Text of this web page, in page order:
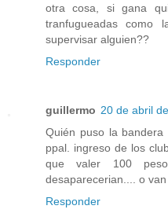
otra cosa, si gana
tranfugueadas
supervisar alguien??
Responder
guillermo 20 de abril
Quién puso la
ppal. ingreso de los
que valer 100
desaparecerian.... o
Responder